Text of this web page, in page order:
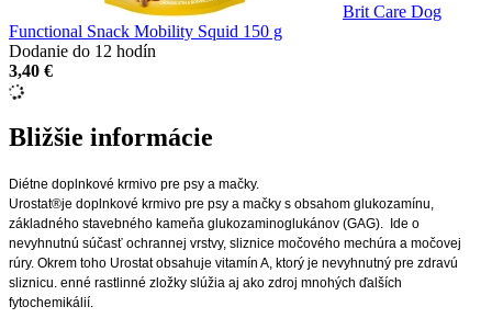
Brit Care Dog
Functional Snack Mobility Squid 150 g
Dodanie do 12 hodín
3,40 €
Bližšie informácie
Diétne doplnkové krmivo pre psy a mačky.
Urostat®je doplnkové krmivo pre psy a mačky s obsahom glukozamínu,
základného stavebného kameňa glukozaminoglukánov (GAG). Ide o
nevyhnutnú súčasť ochrannej vrstvy, sliznice močového mechúra a močovej
rúry. Okrem toho Urostat obsahuje vitamín A, ktorý je nevyhnutný pre zdravú
sliznicu. enné rastlinné zložky slúžia aj ako zdroj mnohých ďalších
fytochemikálií.